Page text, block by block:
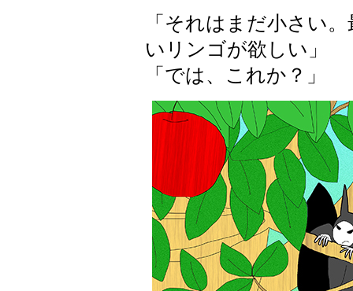
「それはまだ小さい
いリンゴが欲しい」
「では、これか？」